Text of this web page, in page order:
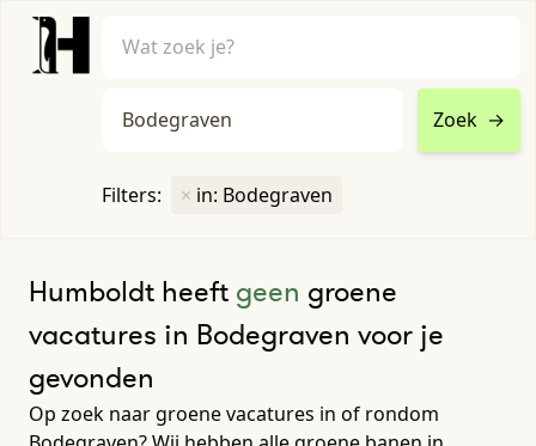
Zoek →
Filters: × in: Bodegraven
Humboldt heeft geen groene
vacatures in Bodegraven voor je
gevonden
Op zoek naar groene vacatures in of rondom